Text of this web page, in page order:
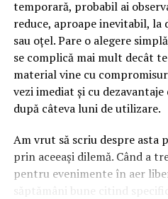
temporară, probabil ai
reduce, aproape inevitabil, la
sau oțel. Pare o alegere
se complică mai mult decât
material vine cu
vezi imediat și cu
după câteva luni de utilizare.
Am vrut să scriu despre asta
prin aceeași dilemă. Când a
pentru evenimente în aer
săptămâni bune citind